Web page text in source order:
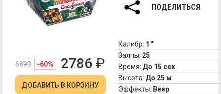
ПОДЕЛИТЬСЯ
6893 -60% 2786 ₽
ДОБАВИТЬ В КОРЗИНУ
Калибр: 1 "
Залпы: 25
Время: До 15 сек
Высота: До 25 м
Эффекты: Веер